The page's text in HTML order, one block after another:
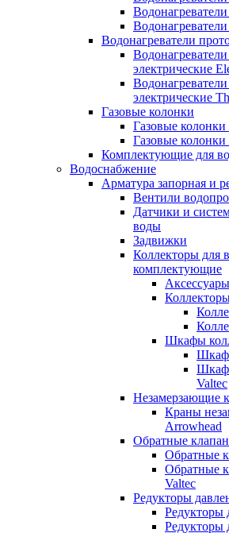
Водонагреватели
электрические
электрические
Газовые колонки
Газовые
Газовые колонки
Комплектующие для
Водоснабжение
Арматура запорная и
Вентили
Датчики и
воды
Задвижки
Коллекторы для
комплектующие
Шкафы
Valtec
Незамерзающие
Краны
Arrowhead
Обратные
Обратные
Обратные
Valtec
Редукторы
Редукторы
Редукторы